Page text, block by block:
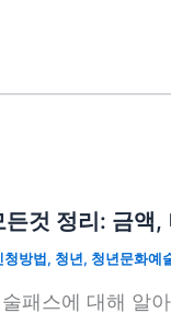
것 정리: 금액,
청방법, 청년, 청년문화예
패스에 대해 알